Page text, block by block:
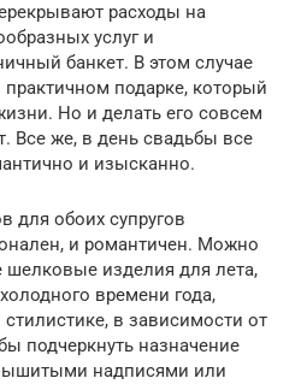
расходы на
услуг и
банкет. В этом случае
подарке, который
Но и делать его совсем
Все же, в день свадьбы все
и изысканно.
для обоих супругов
и романтичен. Можно
шелковые изделия для лета,
времени года,
в зависимости от
подчеркнуть назначение
надписями или